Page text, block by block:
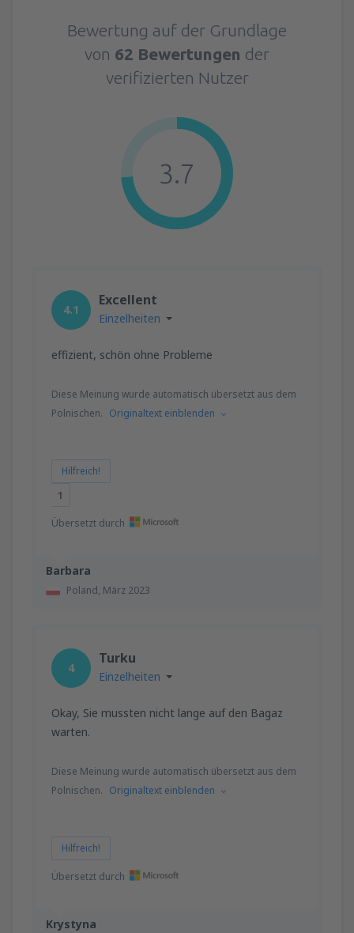
Bewertung auf der Grundlage
von 62 Bewertungen der
verifizierten Nutzer
3.7
Barbara
Poland, März 2023
4.1
Excellent
Einzelheiten
effizient, schön ohne Probleme
Diese Meinung wurde automatisch übersetzt aus dem
Polnischen. Originaltext einblenden
Hilfreich!
1
Übersetzt durch
Krystyna
4
Turku
Einzelheiten
Okay, Sie mussten nicht lange auf den Bagaz
warten.
Diese Meinung wurde automatisch übersetzt aus dem
Polnischen. Originaltext einblenden
Hilfreich!
Übersetzt durch